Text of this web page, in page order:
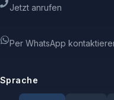
Jetzt anrufen
Per WhatsApp
Sprache